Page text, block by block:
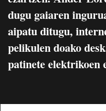
dugu gaiaren
aipatu ditugu,
pelikulen doako
patinete elektrikoen